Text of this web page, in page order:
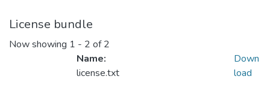
License bundle
Now showing 1 - 2 of 2
Name:
license.txt
Down
load